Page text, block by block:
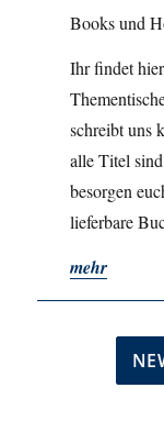
Books und
Ihr findet
schreibt uns
alle Titel
besorgen
lieferbare
mehr